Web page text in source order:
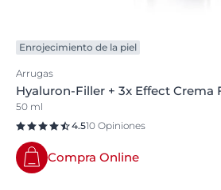
Enrojecimiento de la piel
Arrugas
Hyaluron-Filler + 3x Effect Crema
50 ml
4.510 Opiniones
Compra Online